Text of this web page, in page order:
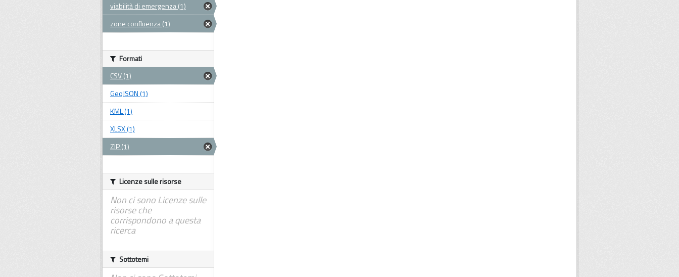
viabilità di emergenza (1)
zone confluenza (1)
Formati
CSV (1)
GeoJSON (1)
KML (1)
XLSX (1)
ZIP (1)
Licenze sulle risorse
Non ci sono Licenze sulle
risorse che
corrispondono a questa
ricerca
Sottotemi